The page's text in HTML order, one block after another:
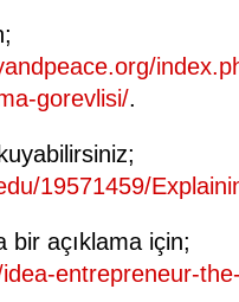
gorevlisi/.
19571459/
bir açıklama için;
entrepreneur-